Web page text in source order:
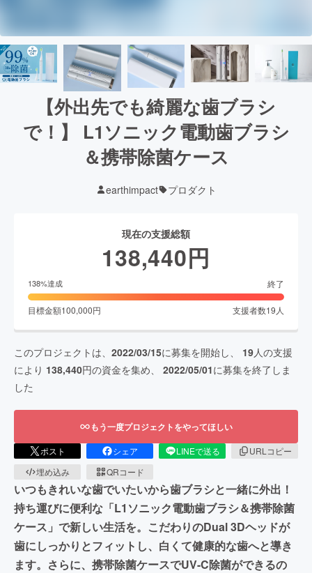
【外出先でも綺麗な歯ブラシ
で！】 L1ソニック電動歯ブラシ
＆携帯除菌ケース
earthimpact プロダクト
現在の支援総額
138,440円
138%達成 終了
目標金額100,000円 支援者数19 人
このプロジェクトは、 2022/03/15に募集を開始し、 19人の支援
により 138,440円の資金を集め、 2022/05/01に募集を終了しま
した
もう一度プロジェクトをやってほしい
ポスト シェア LINEで送る
URLコピー
埋め込み
QRコード
いつもきれいな歯でいたいから歯ブラシと一緒に外出！
持ち運びに便利な「L1ソニック電動歯ブラシ＆携帯除菌
ケース」で新しい生活を。こだわりのDual 3Dヘッドが
歯にしっかりとフィットし、白くて健康的な歯へと導き
ます。さらに、携帯除菌ケースでUV-C除菌ができるの